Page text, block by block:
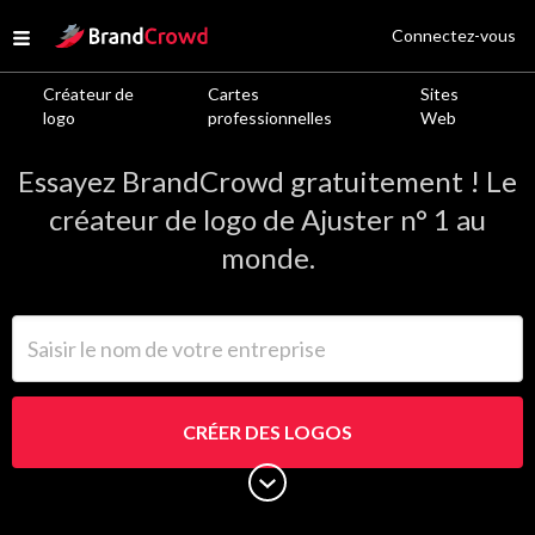
Open menu
Site Logo
Créateur de
logo
Cartes
professionnelles
Sites
Web
Connectez-vous
Logos de Ajuster
Essayez BrandCrowd gratuitement ! Le
créateur de logo de Ajuster n° 1 au
monde.
CRÉER DES LOGOS